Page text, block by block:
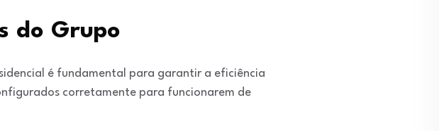
do Grupo
é fundamental para garantir a eficiência
corretamente para funcionarem de